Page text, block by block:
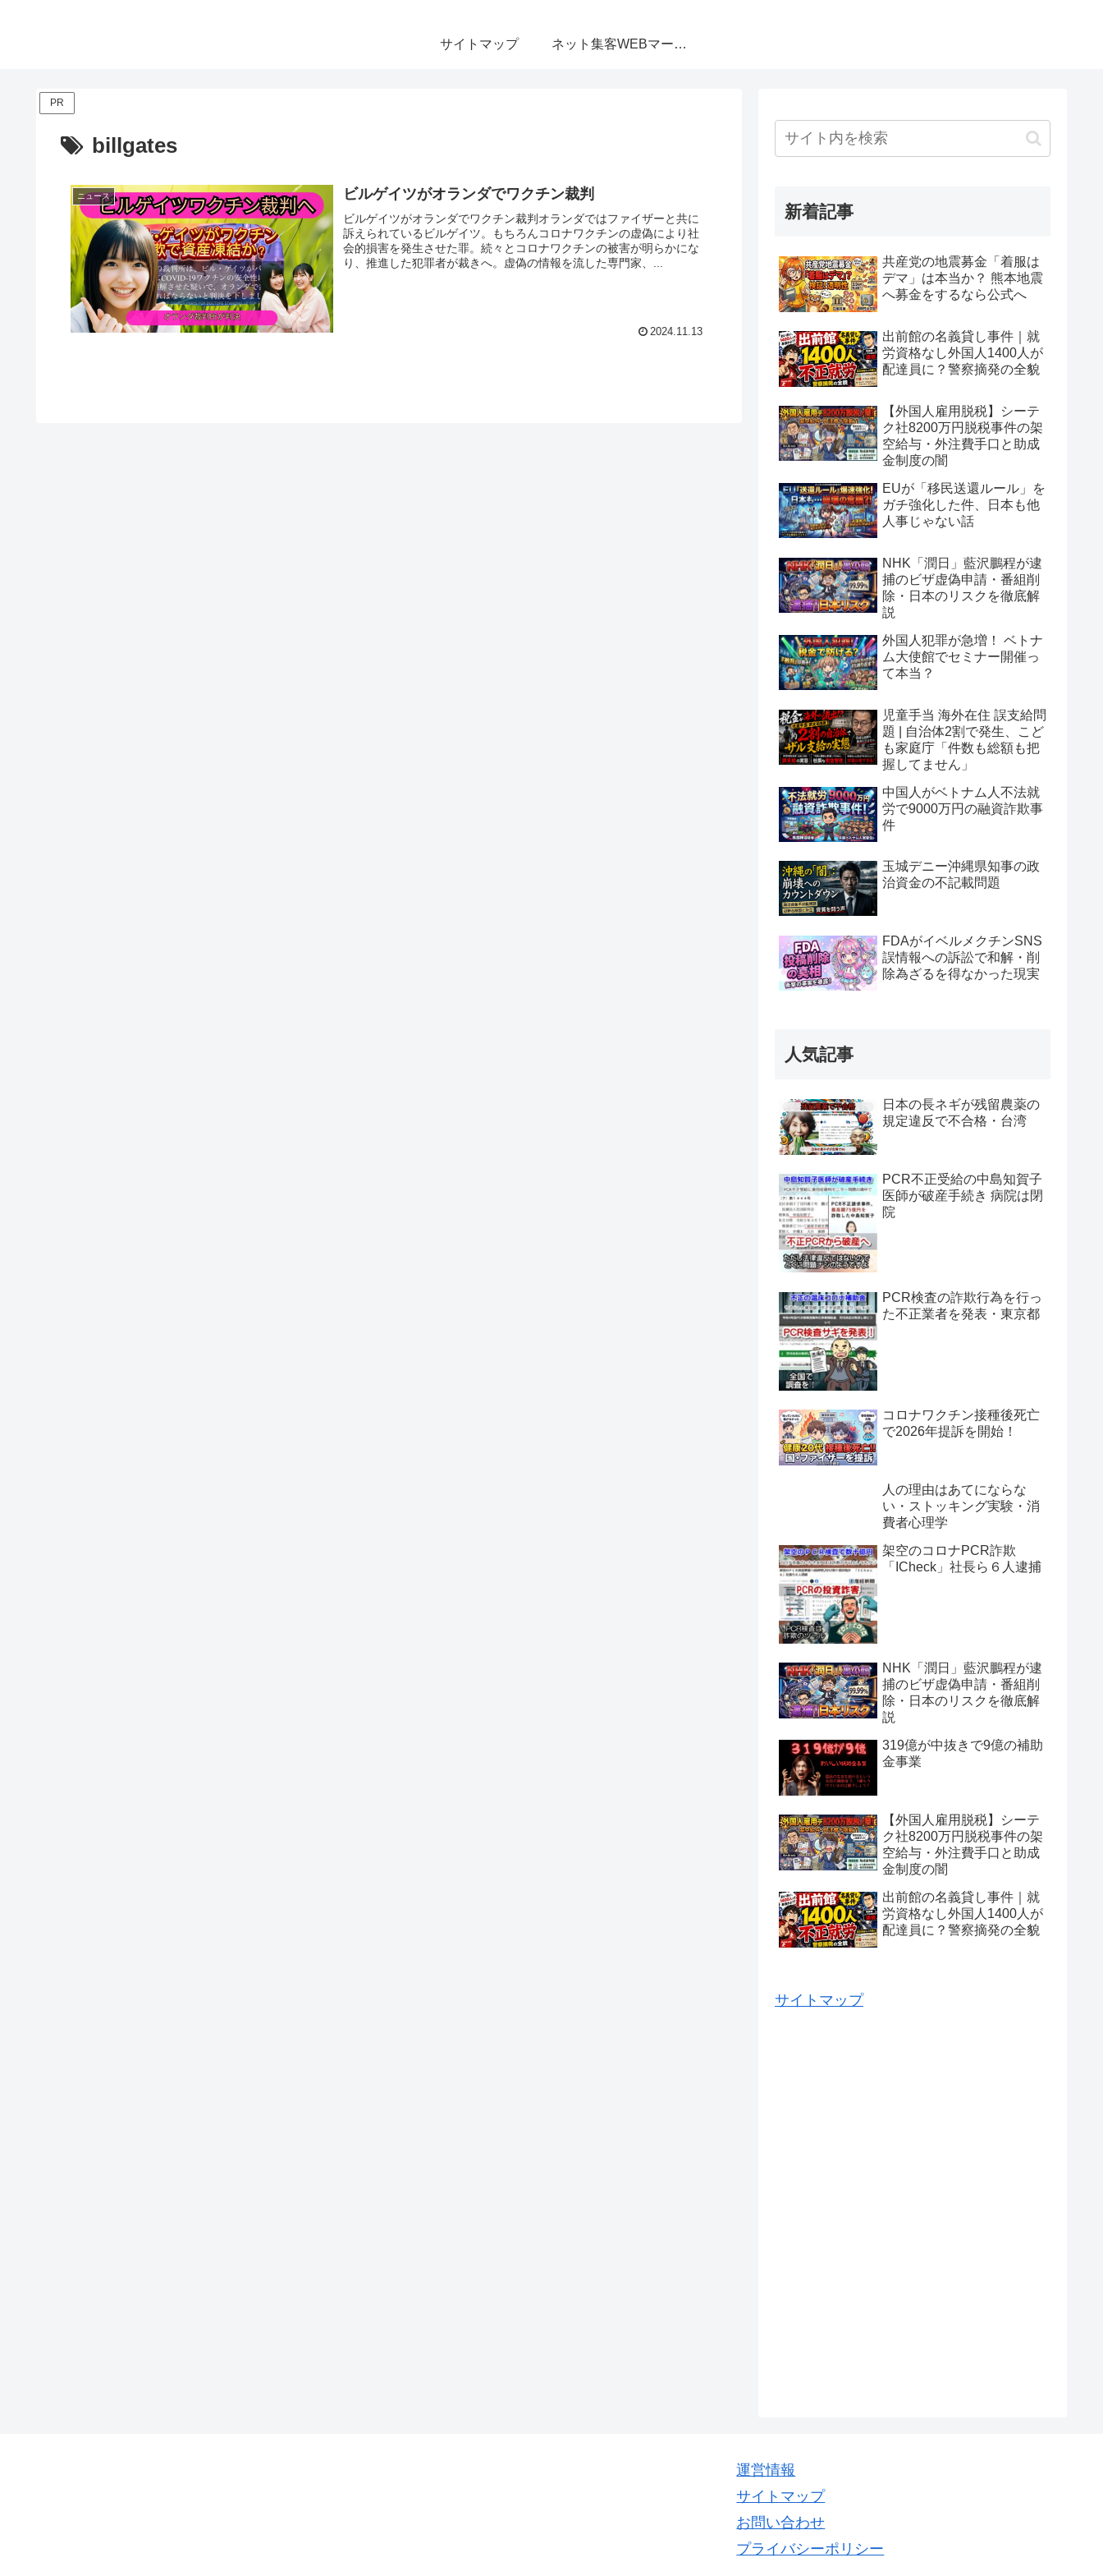
サイトマップ ネット集客WEBマーケティング無料相談室
PR
billgates
ニュース ビルゲイツがオランダでワクチン裁判
ビルゲイツがオランダでワクチン裁判オランダではファイザーと共に
訴えられているビルゲイツ。もちろんコロナワクチンの虚偽により社
会的損害を発生させた罪。続々とコロナワクチンの被害が明らかにな
り、推進した犯罪者が裁きへ。虚偽の情報を流した専門家、...
2024.11.13
新着記事
共産党の地震募金「着服は
デマ」は本当か？ 熊本地震
へ募金をするなら公式へ
出前館の名義貸し事件｜就
労資格なし外国人1400人が
配達員に？警察摘発の全貌
【外国人雇用脱税】シーテ
ク社8200万円脱税事件の架
空給与・外注費手口と助成
金制度の闇
EUが「移民送還ルール」を
ガチ強化した件、日本も他
人事じゃない話
NHK「潤日」藍沢鵬程が逮
捕のビザ虚偽申請・番組削
除・日本のリスクを徹底解
説
外国人犯罪が急増！ ベトナ
ム大使館でセミナー開催っ
て本当？
児童手当 海外在住 誤支給問
題 | 自治体2割で発生、こど
も家庭庁「件数も総額も把
握してません」
中国人がベトナム人不法就
労で9000万円の融資詐欺事
件
玉城デニー沖縄県知事の政
治資金の不記載問題
FDAがイベルメクチンSNS
誤情報への訴訟で和解・削
除為ざるを得なかった現実
人気記事
日本の長ネギが残留農薬の
規定違反で不合格・台湾
PCR不正受給の中島知賀子
医師が破産手続き 病院は閉
院
PCR検査の詐欺行為を行っ
た不正業者を発表・東京都
コロナワクチン接種後死亡
で2026年提訴を開始！
人の理由はあてにならな
い・ストッキング実験・消
費者心理学
架空のコロナPCR詐欺
「ICheck」社長ら６人逮捕
NHK「潤日」藍沢鵬程が逮
捕のビザ虚偽申請・番組削
除・日本のリスクを徹底解
説
319億が中抜きで9億の補助
金事業
【外国人雇用脱税】シーテ
ク社8200万円脱税事件の架
空給与・外注費手口と助成
金制度の闇
出前館の名義貸し事件｜就
労資格なし外国人1400人が
配達員に？警察摘発の全貌
サイトマップ
運営情報
サイトマップ
お問い合わせ
プライバシーポリシー